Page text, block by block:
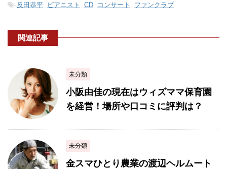
-反田恭平 ピアニスト CD コンサート ファンクラブ
関連記事
未分類
小阪由佳の現在はウィズママ保育園
を経営！場所や口コミに評判は？
未分類
金スマひとり農業の渡辺ヘルムート